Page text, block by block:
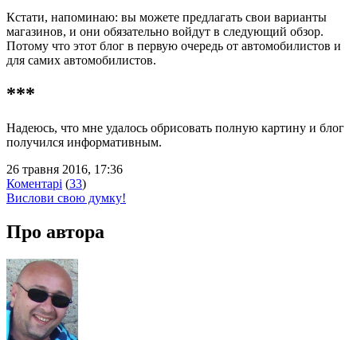
Кстати, напоминаю: вы можете предлагать свои варианты
магазинов, и они обязательно войдут в следующий обзор.
Потому что этот блог в первую очередь от автомобилистов и
для самих автомобилистов.
***
Надеюсь, что мне удалось обрисовать полную картину и блог
получился информативным.
26 травня 2016, 17:36
Коментарі (33)
Вислови свою думку!
Про автора